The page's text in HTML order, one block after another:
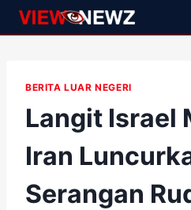
Skip
to
BERITA LUAR NEGERI
Langit Israel
Iran
Serangan